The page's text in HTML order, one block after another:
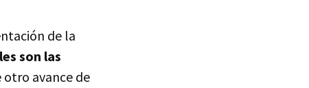
de la
son las
otro avance de